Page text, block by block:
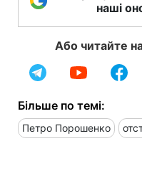
наші
Або читайте
Більше по темі:
Петро Порошенко